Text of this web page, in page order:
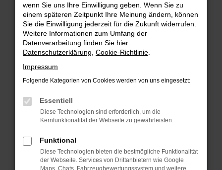
Beim Laden ist ein Fehler aufgetreten.
Hier sind ein paar Tipps, die dir helfen können:
Überprüfe deine Firewall und deine
Internetverbindung.
Laden andere Webseiten, zum Beispiel deine
Suchmaschine?
Prüfe deine Browsererweiterungen.
können das Laden bestimmter Seiten
verhindern. Funktioniert die Seite in einem
Fenster?
Starte dein Gerät neu.
Das kann manchmal helfen, vorübergehende
wenn Sie uns Ihre Einwilligung geben. Wenn Sie zu
einem späteren Zeitpunkt Ihre Meinung ändern, können
Sie die Einwilligung jederzeit für die Zukunft widerrufen.
Weitere Informationen zum Umfang der
Datenverarbeitung finden Sie hier:
Datenschutzerklärung Cookie-Richtlinie
Impressum
Folgende Kategorien von Cookies werden von uns eingesetzt:
Essentiell
Diese Technologien sind erforderlich, um die
Kernfunktionalität der Webseite zu gewährleisten.
Funktional
Diese Technologien bieten die bestmögliche Funktionalität
der Webseite. Services von Drittanbietern wie Google
Maps, Chats, Fahrzeugbewertungssystem und weitere